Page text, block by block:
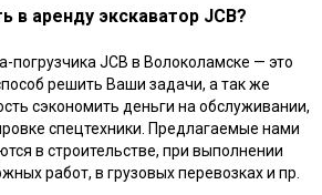
в аренду экскаватор JCB?
погрузчика JCB в Волоколамске — это
решить Ваши задачи, а так же
сэкономить деньги на обслуживании,
спецтехники. Предлагаемые нами
в строительстве, при выполнении
работ, в грузовых перевозках и пр.